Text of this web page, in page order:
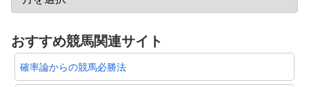
おすすめ競馬関連サイト
確率論からの競馬必勝法